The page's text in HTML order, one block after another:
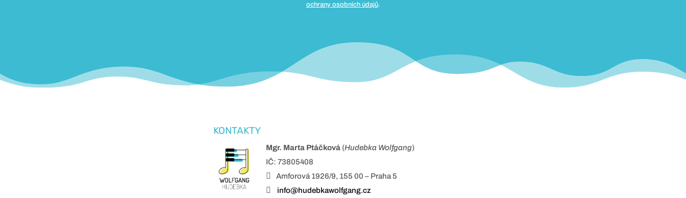
ochrany osobních údajů.
KONTAKTY
Mgr. Marta Ptáčková(Hudebka Wolfgang)
IČ: 73805408

Amforová 1926/9, 155 00 – Praha 5

info@hudebkawolfgang.cz